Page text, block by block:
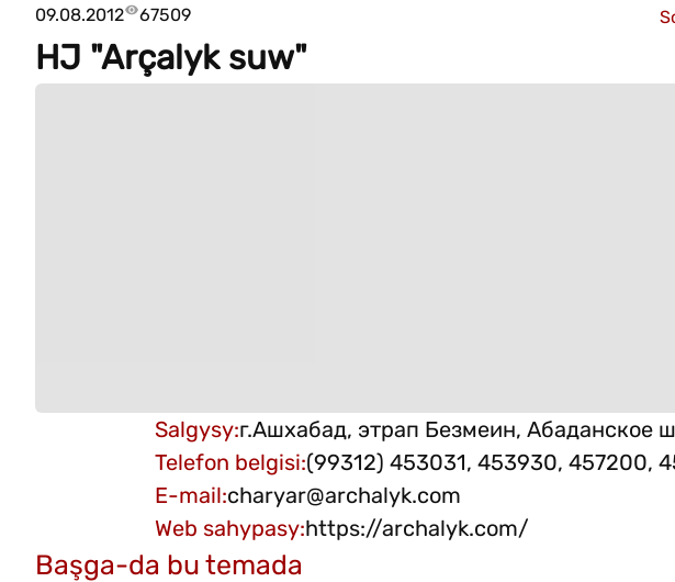
09.08.2012
67509
HJ "Arçalyk suw"
Salgysy:г.Ашхабад, этрап Безмеин, Абаданское
Telefon belgisi:(99312) 453031, 453930, 457200,
E-mail:charyar@archalyk.com
Web sahypasy:https://archalyk.com/
Başga-da bu temada